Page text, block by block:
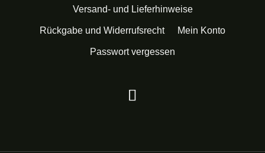
Versand- und Lieferhinweise
Rückgabe und Widerrufsrecht Mein Konto
Passwort vergessen